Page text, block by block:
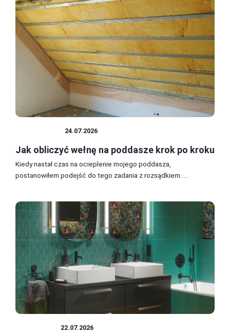
24.07.2026
Jak obliczyć wełnę na poddasze krok po kroku
Kiedy nastał czas na ocieplenie mojego poddasza,
postanowiłem podejść do tego zadania z rozsądkiem. ...
22.07.2026